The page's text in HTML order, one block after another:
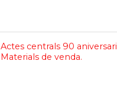
Actes centrals 90
Materials de venda.